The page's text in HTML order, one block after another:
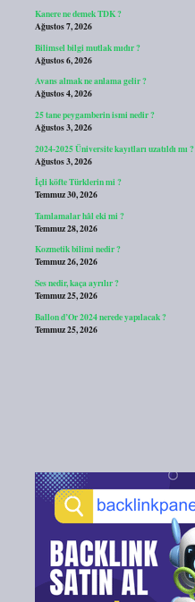
Kanere ne demek TDK ?
Ağustos 7, 2026
Bilimsel bilgi mutlak mıdır ?
Ağustos 6, 2026
Avans almak ne anlama gelir ?
Ağustos 4, 2026
25 tane peygamberin ismi nedir ?
Ağustos 3, 2026
2024-2025 Üniversite kayıtları uzatıldı mı ?
Ağustos 3, 2026
İçli köfte Türklerin mi ?
Temmuz 30, 2026
Tamlamalar hâl eki mi ?
Temmuz 28, 2026
Kozmetik bilimi nedir ?
Temmuz 26, 2026
Ses nedir, kaça ayrılır ?
Temmuz 25, 2026
Ballon d’Or 2024 nerede yapılacak ?
Temmuz 25, 2026